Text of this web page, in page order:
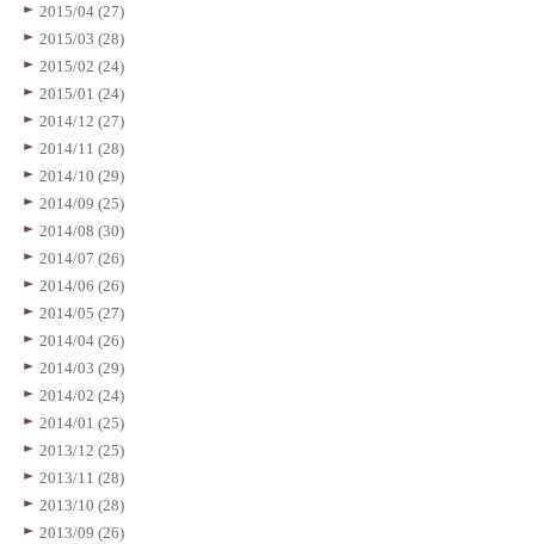
2015/04 (27)
2015/03 (28)
2015/02 (24)
2015/01 (24)
2014/12 (27)
2014/11 (28)
2014/10 (29)
2014/09 (25)
2014/08 (30)
2014/07 (26)
2014/06 (26)
2014/05 (27)
2014/04 (26)
2014/03 (29)
2014/02 (24)
2014/01 (25)
2013/12 (25)
2013/11 (28)
2013/10 (28)
2013/09 (26)